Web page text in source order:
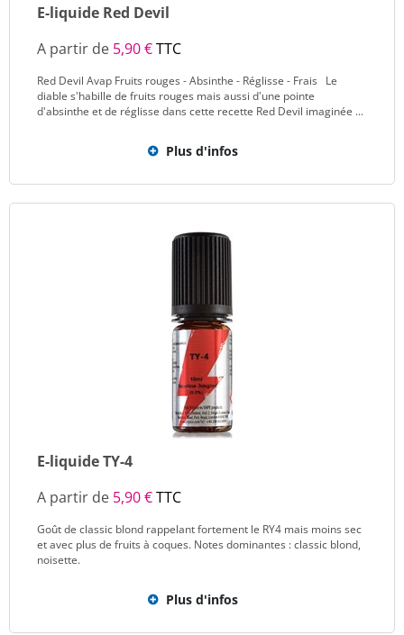
E-liquide Red Devil
A partir de 5,90 €TTC
Red Devil Avap Fruits rouges - Absinthe - Réglisse - Frais Le
diable s'habille de fruits rouges mais aussi d'une pointe
d'absinthe et de réglisse dans cette recette Red Devil imaginée ...
Plus d'infos
E-liquide TY-4
A partir de 5,90 €TTC
Goût de classic blond rappelant fortement le RY4 mais moins sec
et avec plus de fruits à coques. Notes dominantes : classic blond,
noisette.
Plus d'infos